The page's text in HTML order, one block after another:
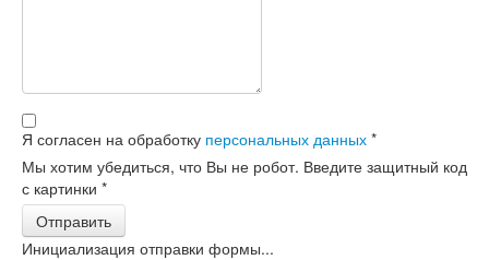
Я согласен на обработку персональных данных *
Мы хотим убедиться, что Вы не робот. Введите защитный код
с картинки *
Отправить
Инициализация отправки формы...